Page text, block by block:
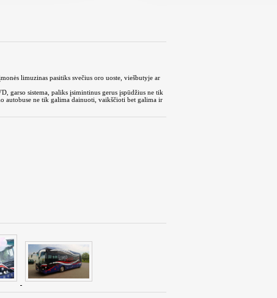
limuzinas pasitiks svečius oro uoste, viešbutyje ar
garso sistema, paliks įsimintinus gerus įspūdžius ne tik
autobuse ne tik galima dainuoti, vaikščioti bet galima ir